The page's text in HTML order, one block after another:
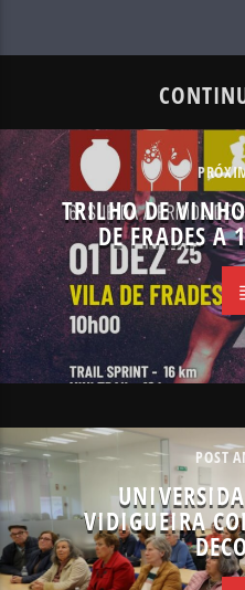
TRILHO DE
DE FRADES A
POST
VIDIGUEIRA